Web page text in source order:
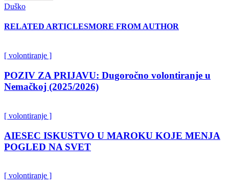
Duško
RELATED ARTICLESMORE FROM AUTHOR
[ volontiranje ]
POZIV ZA PRIJAVU: Dugoročno volontiranje u
Nemačkoj (2025/2026)
[ volontiranje ]
AIESEC ISKUSTVO U MAROKU KOJE MENJA
POGLED NA SVET
[ volontiranje ]